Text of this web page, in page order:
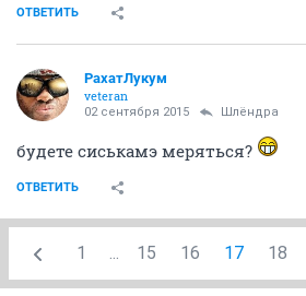
ОТВЕТИТЬ
РахатЛукум
veteran
02 сентября 2015 Шлёндра
будете сиськамэ меряться?
ОТВЕТИТЬ
1 ... 15 16 17 18